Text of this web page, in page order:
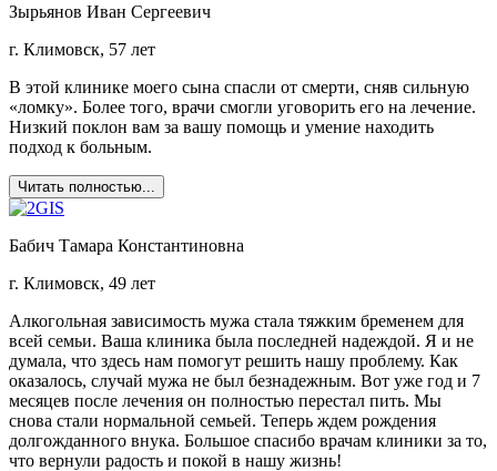
Зырьянов Иван Сергеевич
г. Климовск, 57 лет
В этой клинике моего сына спасли от смерти, сняв сильную
«ломку». Более того, врачи смогли уговорить его на лечение.
Низкий поклон вам за вашу помощь и умение находить
подход к больным.
Читать полностью...
Бабич Тамара Константиновна
г. Климовск, 49 лет
Алкогольная зависимость мужа стала тяжким бременем для
всей семьи. Ваша клиника была последней надеждой. Я и не
думала, что здесь нам помогут решить нашу проблему. Как
оказалось, случай мужа не был безнадежным. Вот уже год и 7
месяцев после лечения он полностью перестал пить. Мы
снова стали нормальной семьей. Теперь ждем рождения
долгожданного внука. Большое спасибо врачам клиники за то,
что вернули радость и покой в нашу жизнь!